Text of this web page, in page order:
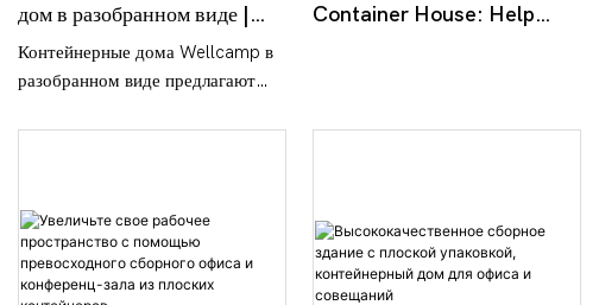
дом в разобранном виде |
Wellcamp |
Быстровозводимый сборный
Контейнерные дома Wellcamp в
разобранном виде предлагают
подходят для горнодобывающих
лагерей, строительных площадок
и элитного жилья. Получите
Container House: Help